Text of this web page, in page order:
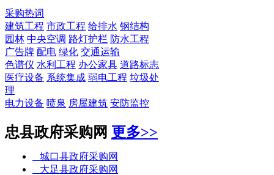
采购热词
建筑工程 市政工程 给排水 钢结构
园林 中央空调 路灯护栏 防水工程
广告牌 配电 绿化 交通运输
色谱仪 水利工程 办公家具 道路标志
医疗设备 系统集成 弱电工程 垃圾处
理
电力设备 喷泉 房屋建筑 安防监控
忠县政府采购网 更多>>
城口县政府采购网
大足县政府采购网